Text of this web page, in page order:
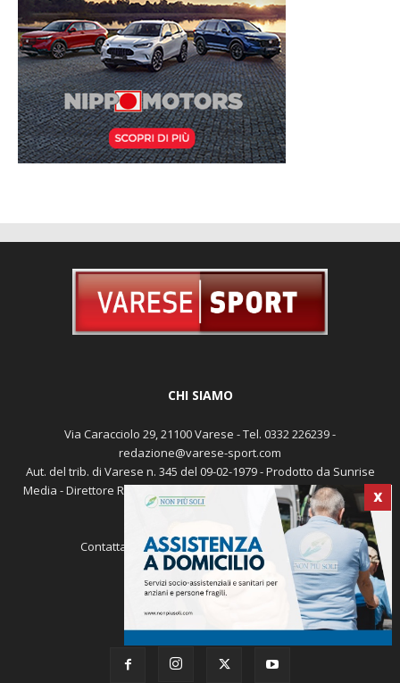
X
CHI SIAMO
Via Caracciolo 29, 21100 Varese - Tel. 0332 226239 -
redazione@varese-sport.com
Aut. del trib. di Varese n. 345 del 09-02-1979 - Prodotto da Sunrise
Media - Direttore Responsabile: Michele Marocco -Cookie policy
Pubblicità
Contattaci: redazione@varese-sport.com
SEGUICI